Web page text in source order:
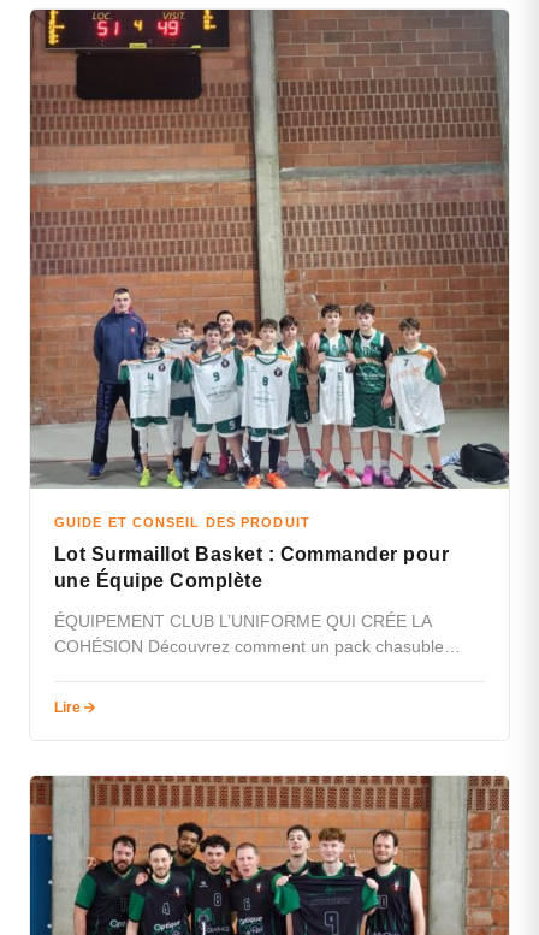
GUIDE ET CONSEIL DES PRODUIT
Lot Surmaillot Basket : Commander pour
une Équipe Complète
ÉQUIPEMENT CLUB L’UNIFORME QUI CRÉE LA
COHÉSION Découvrez comment un pack chasuble
Lire